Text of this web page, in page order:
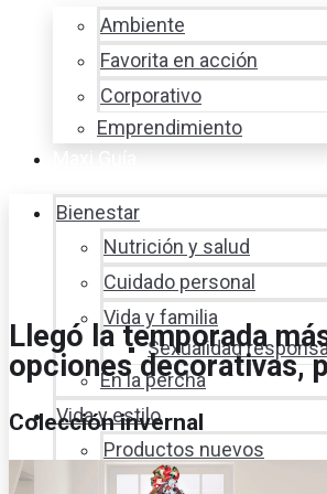
Ambiente
Favorita en acción
Corporativo
Emprendimiento
Bienestar
Nutrición y salud
Cuidado personal
Vida y familia
Sexualidad
En la percha
Vida y estilo
Productos nuevos
Moda
Llegó la temporada
opciones decorativas,
Colección invernal